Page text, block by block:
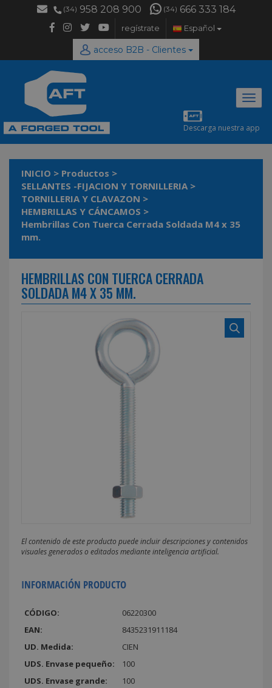
(34) 958 208 900 (34) 666 333 184
regístrate Español
acceso B2B - Clientes
Descarga nuestra app
INICIO > Productos >
SELLANTES -FIJACION Y TORNILLERIA >
TORNILLERIA Y CLAVAZON >
HEMBRILLAS Y CÁNCAMOS >
Hembrillas Con Tuerca Cerrada Soldada M4 x 35
mm.
HEMBRILLAS CON TUERCA CERRADA
SOLDADA M4 X 35 MM.
El contenido de este producto puede incluir descripciones y contenidos
visuales generados o editados mediante inteligencia artificial.
INFORMACIÓN PRODUCTO
CÓDIGO:
06220300
EAN:
8435231911184
UD. Medida:
CIEN
UDS. Envase pequeño:
100
UDS. Envase grande:
100